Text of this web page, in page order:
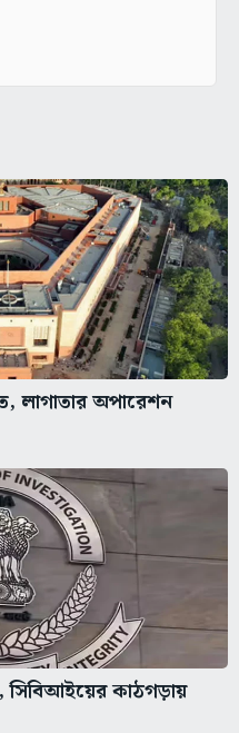
লাগাতার অপারেশন
সিবিআইয়ের কাঠগড়ায়